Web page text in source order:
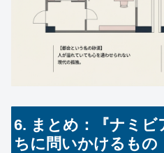
6. まとめ：『ナミビ
ちに問いかけるもの